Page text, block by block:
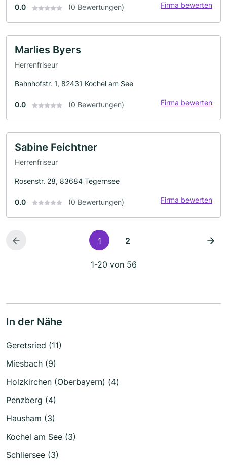
0.0 (0 Bewertungen) Firma bewerten
Marlies Byers
Herrenfriseur
Bahnhofstr. 1, 82431 Kochel am See
0.0 (0 Bewertungen) Firma bewerten
Sabine Feichtner
Herrenfriseur
Rosenstr. 28, 83684 Tegernsee
0.0 (0 Bewertungen) Firma bewerten
1 2
1-20 von 56
In der Nähe
Geretsried (11)
Miesbach (9)
Holzkirchen (Oberbayern) (4)
Penzberg (4)
Hausham (3)
Kochel am See (3)
Schliersee (3)